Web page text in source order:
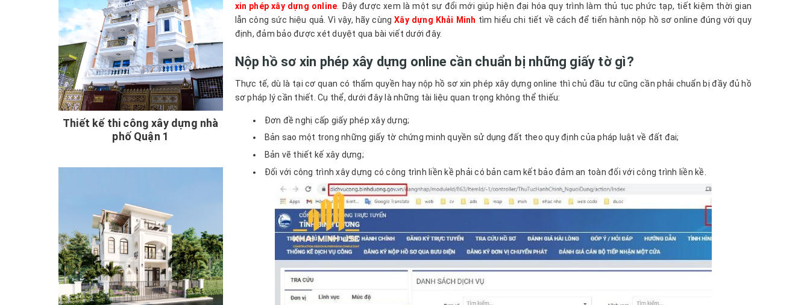
xin phép xây dựng online . Đây được xem là một sự đổi mới giúp hiện đại hóa quy trình làm thủ tục phức tạp, tiết kiệm thời gian
lẫn công sức hiệu quả. Vì vậy, hãy cùngXây dựng Khải Minh tìm hiểu chi tiết về cách để tiến hành nộp hồ sơ online đúng với quy
định, đảm bảo được xét duyệt qua bài viết dưới đây.
Nộp hồ sơ xin phép xây dựng online cần chuẩn bị những giấy tờ gì?
Thực tế, dù là tại cơ quan có thẩm quyền hay nộp hồ sơ xin phép xây dựng online thì chủ đầu tư cũng cần phải chuẩn bị đầy đủ hồ
sơ pháp lý cần thiết. Cụ thể, dưới đây là những tài liệu quan trọng không thể thiếu:
Đơn đề nghị cấp giấy phép xây dựng;
Bản sao một trong những giấy tờ chứng minh quyền sử dụng đất theo quy định của pháp luật về đất đai;
Bản vẽ thiết kế xây dựng;
Đối với công trình xây dựng có công trình liền kề phải có bản cam kết bảo đảm an toàn đối với công trình liền kề.
Thiết kế thi công xây dựng nhà
phố Quận 1